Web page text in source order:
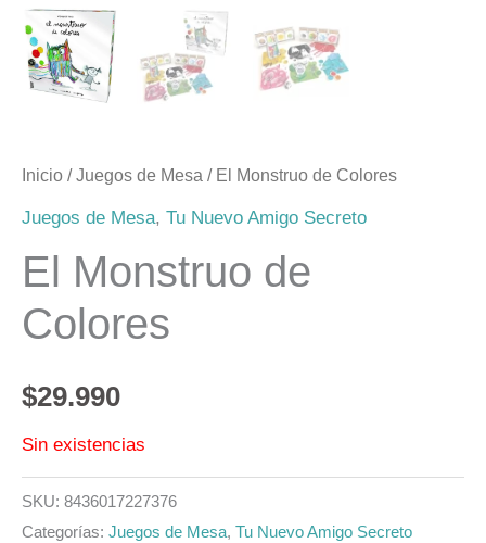
Inicio /Juegos de Mesa / El Monstruo de Colores
Juegos de Mesa, Tu Nuevo Amigo Secreto
El Monstruo de
Colores
$29.990
Sin existencias
SKU: 8436017227376
Categorías: Juegos de Mesa, Tu Nuevo Amigo Secreto